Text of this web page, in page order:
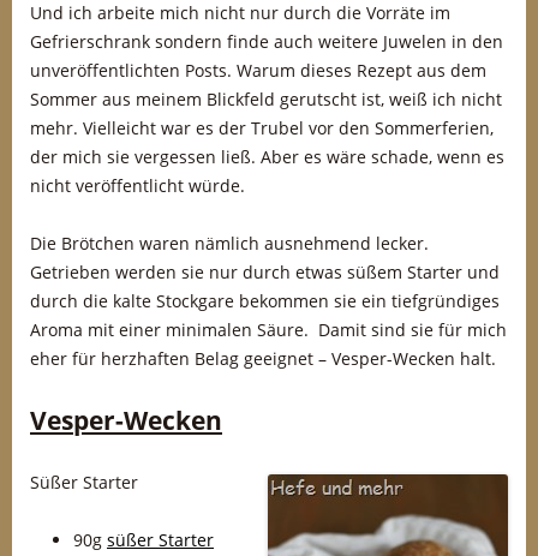
Und ich arbeite mich nicht nur durch die Vorräte im
Gefrierschrank sondern finde auch weitere Juwelen in den
unveröffentlichten Posts. Warum dieses Rezept aus dem
Sommer aus meinem Blickfeld gerutscht ist, weiß ich nicht
mehr. Vielleicht war es der Trubel vor den Sommerferien,
der mich sie vergessen ließ. Aber es wäre schade, wenn es
nicht veröffentlicht würde.
Die Brötchen waren nämlich ausnehmend lecker.
Getrieben werden sie nur durch etwas süßem Starter und
durch die kalte Stockgare bekommen sie ein tiefgründiges
Aroma mit einer minimalen Säure. Damit sind sie für mich
eher für herzhaften Belag geeignet – Vesper-Wecken halt.
Vesper-Wecken
Süßer Starter
90g süßer Starter